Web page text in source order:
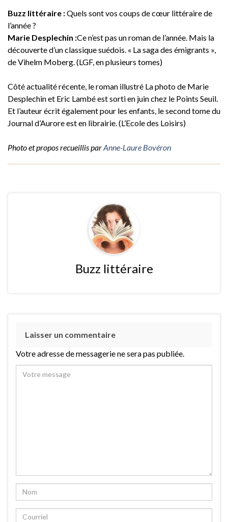
Buzz littéraire :Quels sont vos coups de cœur littéraire de
l’année ?
Marie Desplechin :Ce n’est pas un roman de l’année. Mais la
découverte d’un classique suédois. « La saga des émigrants »,
de Vihelm Moberg. (LGF, en plusieurs tomes)
Côté actualité récente, le roman illustré La photo de Marie
Desplechin et Eric Lambé est sorti en juin chez le Points Seuil.
Et l’auteur écrit également pour les enfants, le second tome du
Journal d’Aurore est en librairie. (L’Ecole des Loisirs)
Photo et propos recueillis parAnne-Laure Bovéron
Buzz littéraire
Laisser un commentaire
Votre adresse de messagerie ne sera pas publiée.